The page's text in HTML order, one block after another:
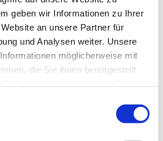
geben wir Informationen zu Ihrer
an unsere Partner für
und Analysen weiter. Unsere
möglicherweise mit
die Sie ihnen bereitgestellt